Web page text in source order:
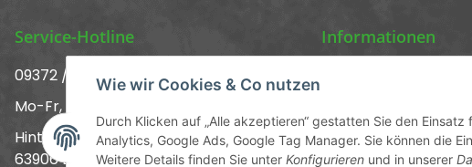
Wie wir Cookies & Co nutzen
Durch Klicken auf „Alle akzeptieren“ gestatten Sie den
Analytics, Google Ads, Google Tag Manager. Sie können die
Weitere Details finden Sie unter Konfigurieren und in unserer
Service-Hotline
09372 / 70 80 90
Mo-Fr, 09:00-12:00 | 13:00-17:00 Uhr
Hinter den Straßenäckern 11-13
63906 Erlenbach
Informationen
Kontakt